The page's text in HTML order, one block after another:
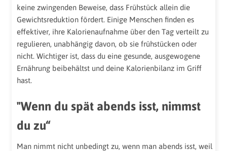
keine zwingenden Beweise, dass Frühstück allein die
Gewichtsreduktion fördert. Einige Menschen finden es
effektiver, ihre Kalorienaufnahme über den Tag verteilt zu
regulieren, unabhängig davon, ob sie frühstücken oder
nicht. Wichtiger ist, dass du eine gesunde, ausgewogene
Ernährung beibehältst und deine Kalorienbilanz im Griff
hast.
"Wenn du spät abends isst, nimmst
du zu“
Man nimmt nicht unbedingt zu, wenn man abends isst, weil